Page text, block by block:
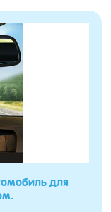
для